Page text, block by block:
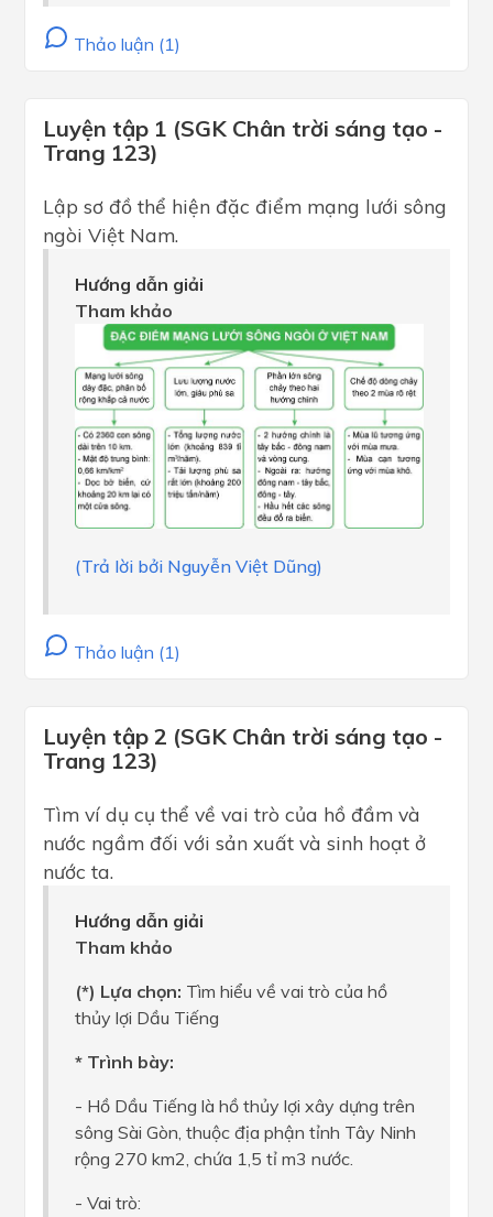
Thảo luận (1)
Luyện tập 1 (SGK Chân trời sáng tạo -
Trang 123)
Lập sơ đồ thể hiện đặc điểm mạng lưới sông
ngòi Việt Nam.
Hướng dẫn giải
Tham khảo
(Trả lời bởi Nguyễn Việt Dũng)
Thảo luận (1)
Luyện tập 2 (SGK Chân trời sáng tạo -
Trang 123)
Tìm ví dụ cụ thể về vai trò của hồ đầm và
nước ngầm đối với sản xuất và sinh hoạt ở
nước ta.
Hướng dẫn giải
Tham khảo
(*) Lựa chọn: Tìm hiểu về vai trò của hồ
thủy lợi Dầu Tiếng
* Trình bày:
- Hồ Dầu Tiếng là hồ thủy lợi xây dựng trên
sông Sài Gòn, thuộc địa phận tỉnh Tây Ninh
rộng 270 km2, chứa 1,5 tỉ m3 nước.
- Vai trò: